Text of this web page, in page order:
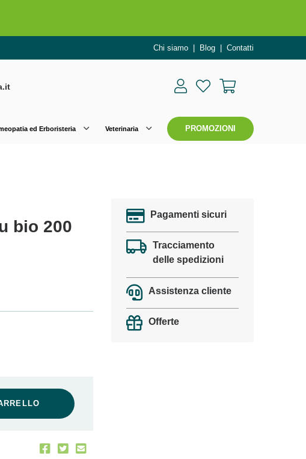
Chi siamo Blog Contatti
ed Erboristeria Veterinaria PROMOZIONI
bio 200
Pagamenti sicuri
Tracciamento
delle spedizioni
Assistenza cliente
Offerte
solo per OGGI!
al 50%!